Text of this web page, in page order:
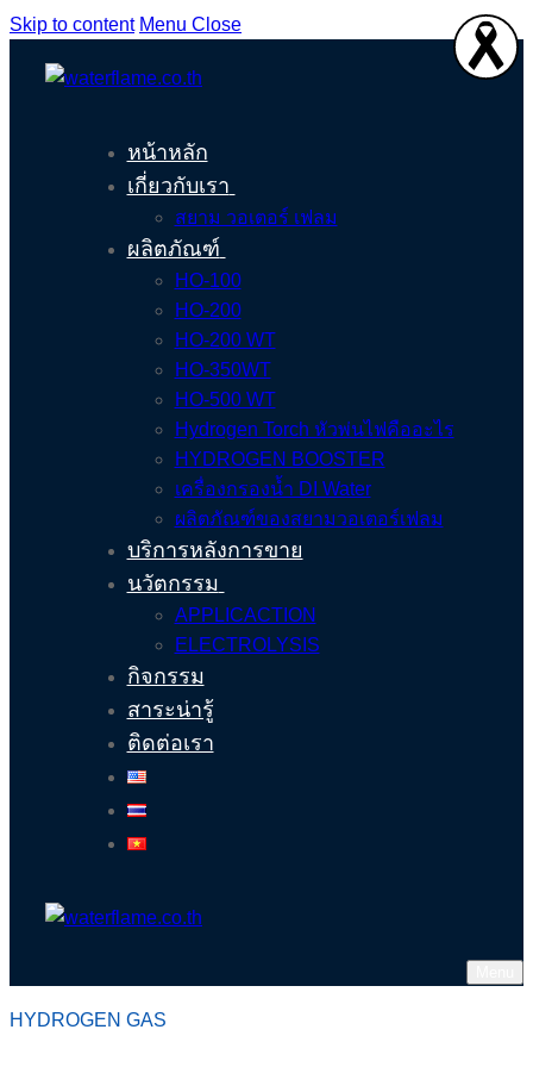
Skip to content Menu Close
หน้าหลัก
เกี่ยวกับเรา
สยาม วอเตอร์ เฟลม
ผลิตภัณฑ์
HO-100
HO-200
HO-200 WT
HO-350WT
HO-500 WT
Hydrogen Torch หัวพ่นไฟคืออะไร
HYDROGEN BOOSTER
เครื่องกรองน้ำ DI Water
ผลิตภัณฑ์ของสยามวอเตอร์เฟลม
บริการหลังการขาย
นวัตกรรม
APPLICACTION
ELECTROLYSIS
กิจกรรม
สาระน่ารู้
ติดต่อเรา
HYDROGEN GAS